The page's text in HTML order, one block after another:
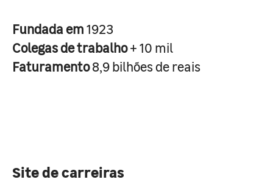
Fundada em1923
Colegas de trabalho+ 10 mil
Faturamento8,9 bilhões de reais
Site de carreiras